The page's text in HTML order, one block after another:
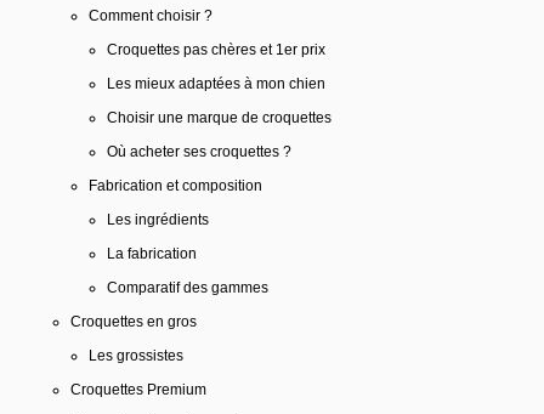
Comment choisir ?
Croquettes pas chères et 1er prix
Les mieux adaptées à mon chien
Choisir une marque de croquettes
Où acheter ses croquettes ?
Fabrication et composition
Les ingrédients
La fabrication
Comparatif des gammes
Croquettes en gros
Les grossistes
Croquettes Premium